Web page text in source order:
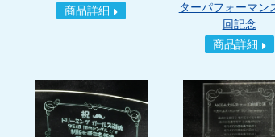
商品詳細
ターパフォーマン
回記念
商品詳細